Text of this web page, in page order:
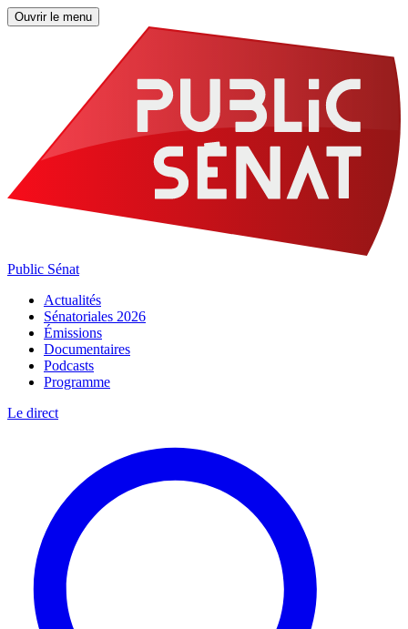
Ouvrir le menu
Public Sénat
Actualités
Sénatoriales 2026
Émissions
Documentaires
Podcasts
Programme
Le direct